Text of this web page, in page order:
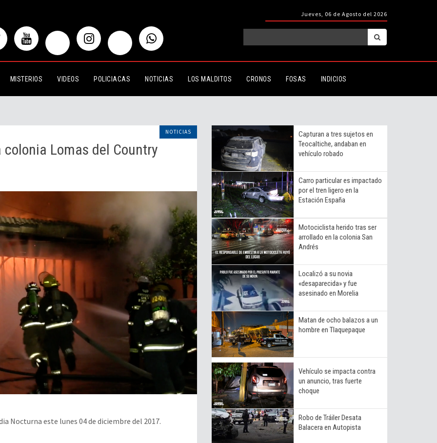
Jueves, 06 de Agosto del 2026
MISTERIOS VIDEOS POLICIACAS NOTICIAS LOS MALDITOS CRONOS FOSAS INDICIOS
NOTICIAS
Lomas del Country
Nocturna este lunes 04 de diciembre del 2017.
Capturan a tres sujetos en
Teocaltiche, andaban en
vehículo robado
Carro particular es impactado
por el tren ligero en la
Estación España
Motociclista herido tras ser
arrollado en la colonia San
Andrés
Localizó a su novia
«desaparecida» y fue
asesinado en Morelia
Matan de ocho balazos a un
hombre en Tlaquepaque
Vehículo se impacta contra
un anuncio, tras fuerte
choque
Robo de Tráiler Desata
Balacera en Autopista